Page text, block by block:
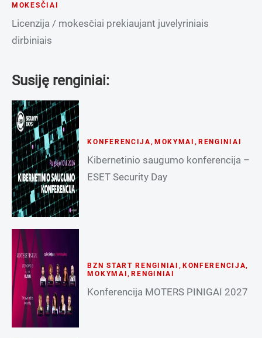
MOKESČIAI
Licenzija / mokesčiai prekiaujant juvelyriniais
dirbiniais
Susiję renginiai:
KONFERENCIJA , MOKYMAI , RENGINIAI
Kibernetinio saugumo konferencija –
ESET Security Day
BZN START RENGINIAI , KONFERENCIJA,
MOKYMAI ,RENGINIAI
Konferencija MOTERS PINIGAI 2027